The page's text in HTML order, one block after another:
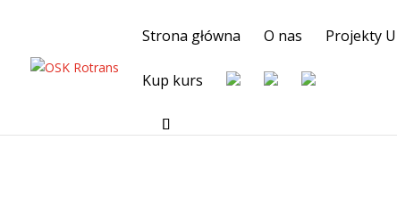
Strona główna O nas Projekty
Kup kurs